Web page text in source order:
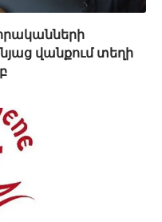
վանքում տեղի